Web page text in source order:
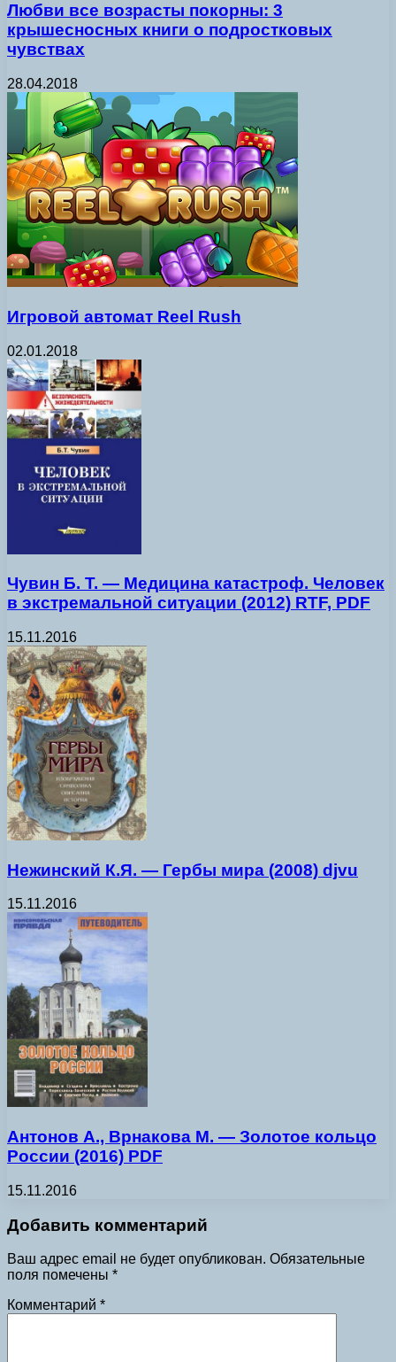
Любви все возрасты покорны: 3
крышесносных книги о подростковых
чувствах
28.04.2018
Игровой автомат Reel Rush
02.01.2018
Чувин Б. Т. — Медицина катастроф. Человек
в экстремальной ситуации (2012) RTF, PDF
15.11.2016
Нежинский К.Я. — Гербы мира (2008) djvu
15.11.2016
Антонов А., Врнакова М. — Золотое кольцо
России (2016) PDF
15.11.2016
Добавить комментарий
Ваш адрес email не будет опубликован. Обязательные
поля помечены *
Комментарий *